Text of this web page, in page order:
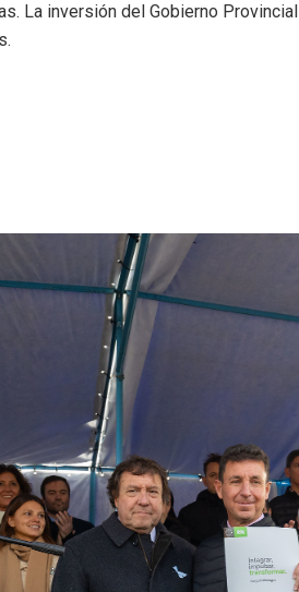
La inversión del Gobierno Provincial